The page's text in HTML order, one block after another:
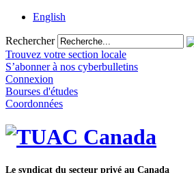
English
Rechercher
Trouvez votre section locale
S’abonner à nos cyberbulletins
Connexion
Bourses d'études
Coordonnées
Le syndicat du secteur privé au Canada